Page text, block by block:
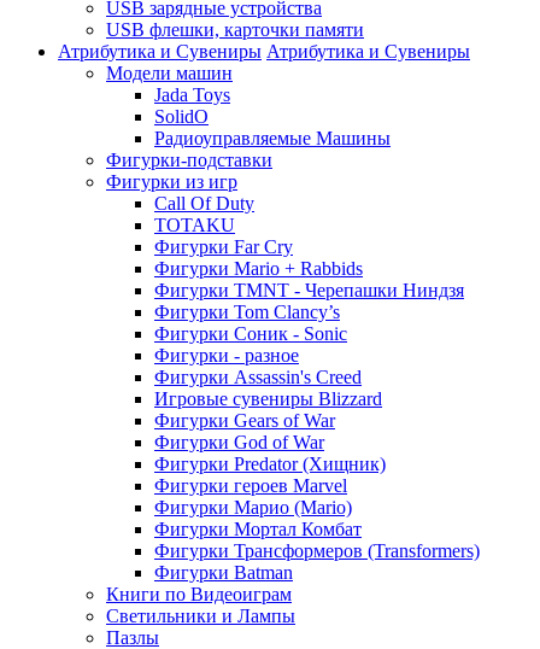
USB зарядные устройства
USB флешки, карточки памяти
Атрибутика и Сувениры Атрибутика и Сувениры
Модели машин
Jada Toys
SolidO
Радиоуправляемые Машины
Фигурки-подставки
Фигурки из игр
Call Of Duty
TOTAKU
Фигурки Far Cry
Фигурки Mario + Rabbids
Фигурки TMNT - Черепашки Ниндзя
Фигурки Tom Clancy’s
Фигурки Соник - Sonic
Фигурки - разное
Фигурки Assassin's Creed
Игровые сувениры Blizzard
Фигурки Gears of War
Фигурки God of War
Фигурки Predator (Хищник)
Фигурки героев Marvel
Фигурки Марио (Mario)
Фигурки Мортал Комбат
Фигурки Трансформеров (Transformers)
Фигурки Batman
Книги по Видеоиграм
Светильники и Лампы
Пазлы